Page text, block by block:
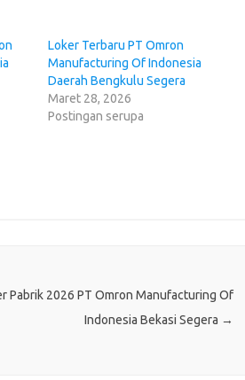
Loker Terbaru PT Omron
Manufacturing Of Indonesia
Daerah Bengkulu Segera
Maret 28, 2026
Postingan serupa
Pabrik 2026 PT Omron Manufacturing Of
Indonesia Bekasi Segera →